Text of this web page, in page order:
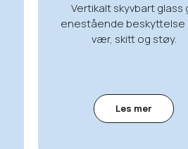
Vertikalt skyvbart glass
enestående beskyttelse
vær, skitt og støy.
Les mer